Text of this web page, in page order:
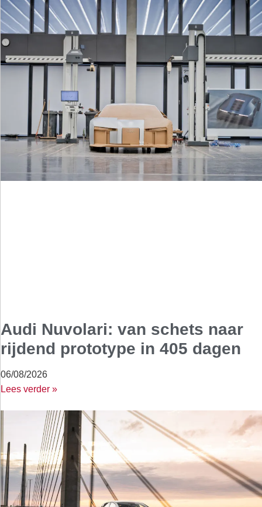
Audi Nuvolari: van schets naar
rijdend prototype in 405 dagen
06/08/2026
Lees verder »